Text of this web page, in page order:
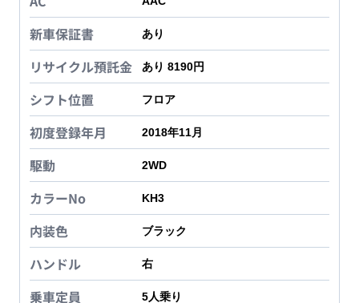
新車保証書 あり
リサイクル預託金 あり 8190円
シフト位置 フロア
初度登録年月 2018年11月
駆動 2WD
カラーNo KH3
内装色 ブラック
ハンドル 右
乗車定員 5人乗り